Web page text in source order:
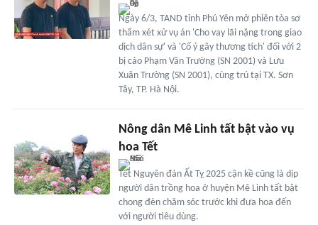
Ngày 6/3, TAND tỉnh Phú Yên mở phiên tòa sơ
thẩm xét xử vụ án 'Cho vay lãi nặng trong giao
dịch dân sự' và 'Cố ý gây thương tích' đối với 2
bị cáo Phạm Văn Trường (SN 2001) và Lưu
Xuân Trường (SN 2001), cùng trú tại TX. Sơn
Tây, TP. Hà Nội.
Nông dân Mê Linh tất bật vào vụ
hoa Tết
Tết Nguyên đán Ất Tỵ 2025 cận kề cũng là dịp
người dân trồng hoa ở huyện Mê Linh tất bật
chong đèn chăm sóc trước khi đưa hoa đến
với người tiêu dùng.